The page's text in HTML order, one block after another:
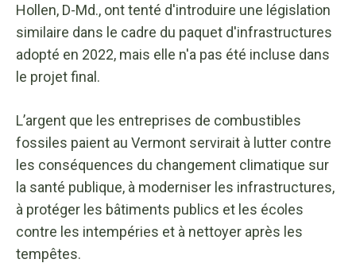
Hollen, D-Md., ont tenté d'introduire une législation
similaire dans le cadre du paquet d'infrastructures
adopté en 2022, mais elle n'a pas été incluse dans
le projet final.
L’argent que les entreprises de combustibles
fossiles paient au Vermont servirait à lutter contre
les conséquences du changement climatique sur
la santé publique, à moderniser les infrastructures,
à protéger les bâtiments publics et les écoles
contre les intempéries et à nettoyer après les
tempêtes.